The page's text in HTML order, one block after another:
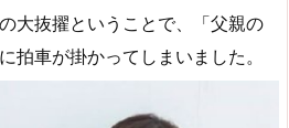
大抜擢ということで、「父親の
拍車が掛かってしまいました。